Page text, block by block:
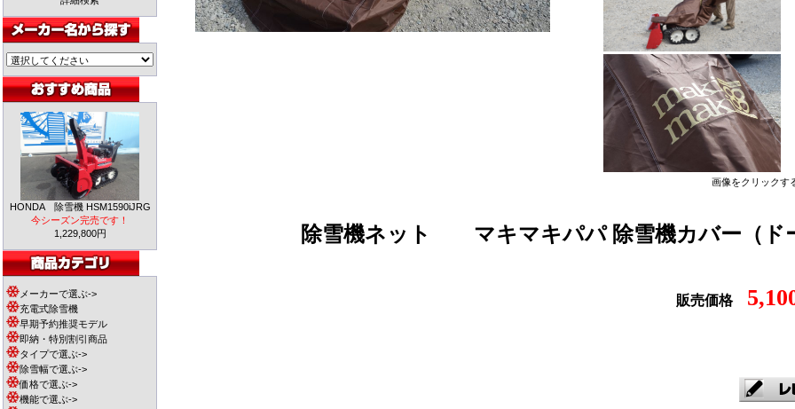
HONDA 除雪機 HSM1590iJRG
今シーズン完売です！
1,229,800円
メーカーで選ぶ->
充電式除雪機
早期予約推奨モデル
即納・特別割引商品
タイプで選ぶ->
除雪幅で選ぶ->
価格で選ぶ->
機能で選ぶ->
画像をクリックす
除雪機ネット マキマキパパ 除雪機カバー（ド
販売価格